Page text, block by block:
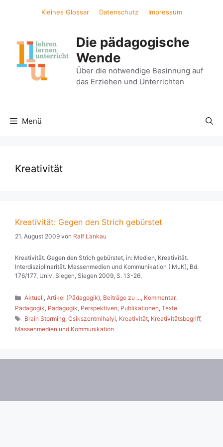
Kleines Glossar Datenschutz Impressum
Die pädagogische
Wende
Über die notwendige Besinnung auf
das Erziehen und Unterrichten
Menü
Kreativität
Kreativität: Gegen den Strich gebürstet
21. August 2009 von Ralf Lankau
Kreativität. Gegen den Strich gebürstet, in: Medien, Kreativität.
Interdisziplinarität. Massenmedien und Kommunikation ( MuK), Bd.
176/177, Univ. Siegen, Siegen 2009, S. 13-26,
Kategorien
Aktuell,Artikel (Pädagogik), Beiträge zu ..., Kommentar,
Pädagogik, Pädagogik, Perspektiven, Publikationen, Texte
Schlagwörter
Brain Storming,Csikszentmihalyi, Kreativität, Kreativitätsbegriff,
Massenmedien und Kommunikation